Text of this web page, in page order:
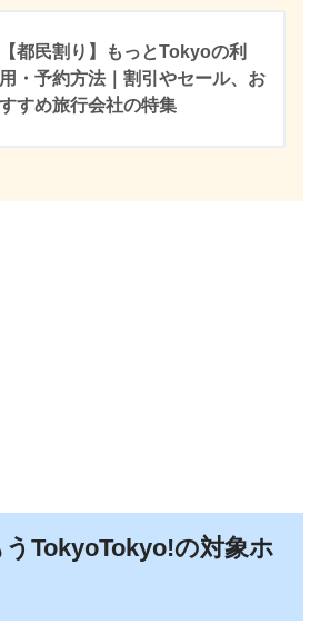
【都民割り】もっとTokyoの利
用・予約方法｜割引やセール、お
すすめ旅行会社の特集
TokyoTokyo!の対象ホ